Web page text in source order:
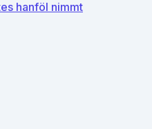
hanföl nimmt